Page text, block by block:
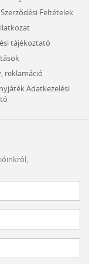
Feltételek
tájékoztató
reklamáció
Adatkezelési